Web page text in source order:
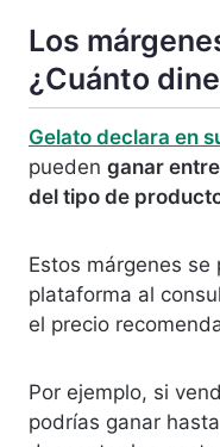
Los
¿Cuánto
Gelato declara en
pueden ganar
del tipo de
Estos márgenes
plataforma al
el precio
Por ejemplo, si
podrías ganar